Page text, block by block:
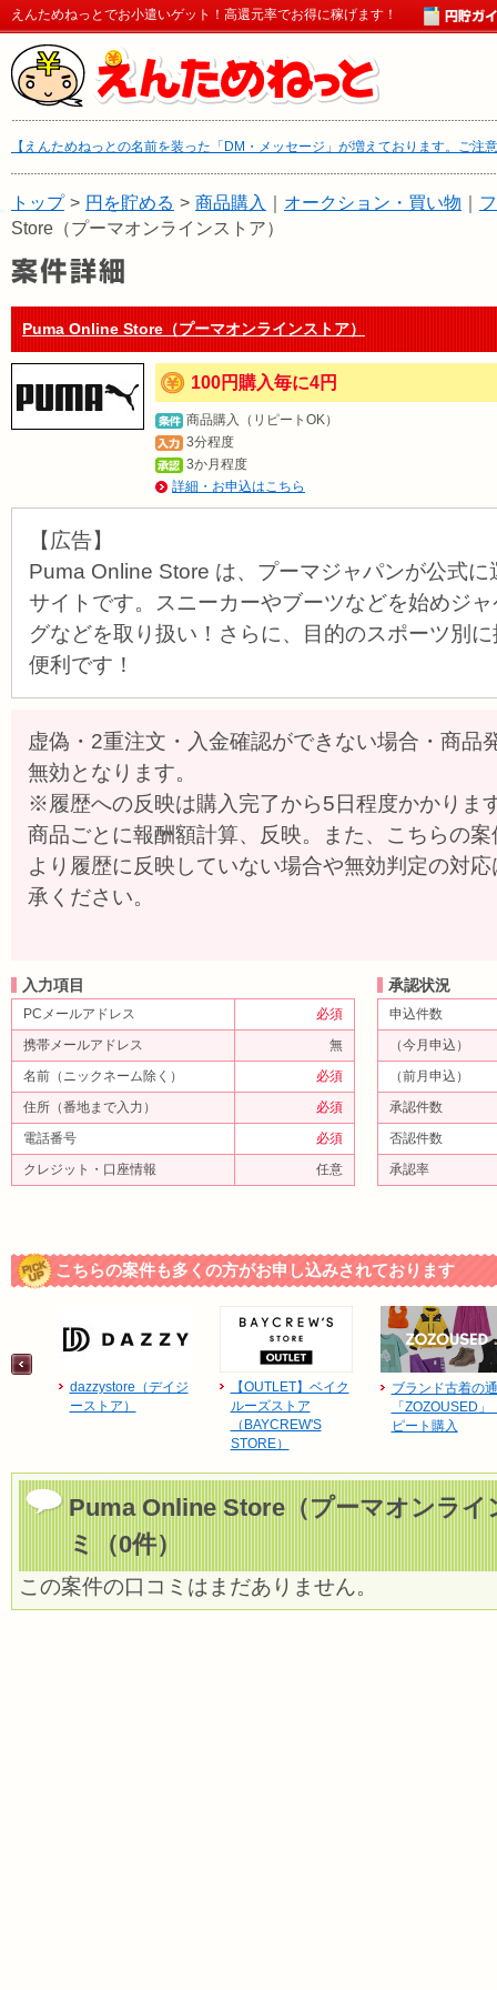
えんためねっとでお小遣いゲット！高還元率でお得に稼げます！
【えんためねっとの名前を装った「DM・メッセージ」が増えております。ご注
トップ > 円を貯める > 商品購入 オークション・買い物
Store（プーマオンラインストア）
Puma Online Store（プーマオンラインストア）
100円購入毎に4円
商品購入（リピートOK）
3分程度
3か月程度
詳細・お申込はこちら
【広告】
Puma Online Store は、プーマジャパンが公式
サイトです。スニーカーやブーツなどを始めジ
グなどを取り扱い！さらに、目的のスポーツ別
便利です！
虚偽・2重注文・入金確認ができない場合・商品
無効となります。
※履歴への反映は購入完了から5日程度かかりま
商品ごとに報酬額計算、反映。また、こちらの
より履歴に反映していない場合や無効判定の対
承ください。
入力項目
PCメールアドレス
必須
携帯メールアドレス
無
名前（ニックネーム除く）
必須
住所（番地まで入力）
必須
電話番号
必須
クレジット・口座情報
任意
承認状況
申込件数
（今月申込）
（前月申込）
承認件数
否認件数
承認率
こちらの案件も多くの方がお申し込みされております
dazzystore（デイジ
ーストア）
【OUTLET】ベイク
ルーズストア
（BAYCREW'S
STORE）
ブランド古着の
「ZOZOUSED」
ピート購入
Puma Online Store（プーマオンライ
ミ（0件）
この案件の口コミはまだありません。